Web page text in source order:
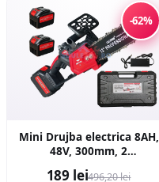
-62%
Mini Drujba electrica 8AH,
48V, 300mm, 2
189 lei496,20 lei